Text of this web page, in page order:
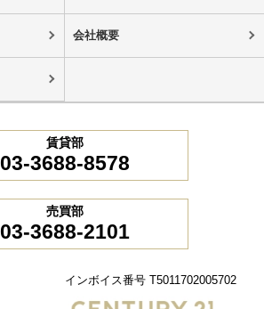
会社概要
賃貸部
03-3688-8578
売買部
03-3688-2101
インボイス番号 T5011702005702